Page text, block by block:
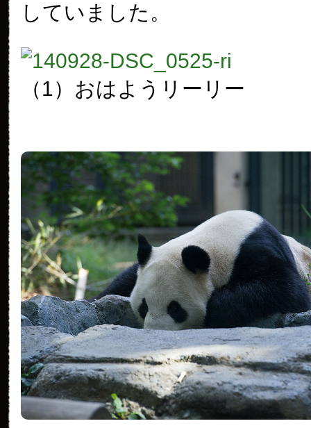
していました。
（1）おはようリーリー